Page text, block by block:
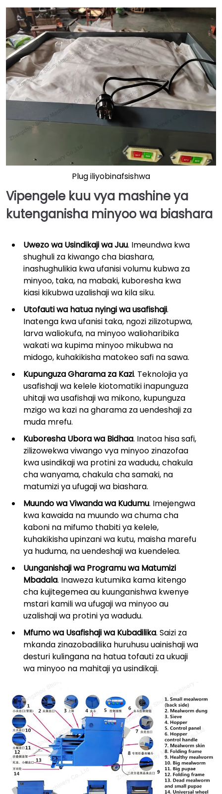
Plug iliyobinafsishwa
Vipengele kuu vya mashine ya
kutenganisha minyoo wa biashara
Uwezo wa Usindikaji wa Juu. Imeundwa kwa
shughuli za kiwango cha biashara,
inashughulikia kwa ufanisi volumu kubwa za
minyoo, taka, na mabaki, kuboresha kwa
kiasi kikubwa uzalishaji wa kila siku.
Utofauti wa hatua nyingi wa usafishaji.
Inatenga kwa ufanisi taka, ngozi zilizotupwa,
larva waliokufa, na minyoo walioharibika
wakati wa kupima minyoo mikubwa na
midogo, kuhakikisha matokeo safi na sawa.
Kupunguza Gharama za Kazi. Teknolojia ya
usafishaji wa kelele kiotomatiki inapunguza
uhitaji wa usafishaji wa mikono, kupunguza
mzigo wa kazi na gharama za uendeshaji za
muda mrefu.
Kuboresha Ubora wa Bidhaa. Inatoa hisa safi,
zilizowekwa viwango vya minyoo zinazofaa
kwa usindikaji wa protini za wadudu, chakula
cha wanyama, chakula cha samaki, na
matumizi ya ufugaji wa biashara.
Muundo wa Viwanda wa Kudumu. Imejengwa
kwa kawaida na muundo wa chuma cha
kaboni na mifumo thabiti ya kelele,
kuhakikisha upinzani wa kutu, maisha marefu
ya huduma, na uendeshaji wa kuendelea.
Uunganishaji wa Programu wa Matumizi
Mbadala. Inaweza kutumika kama kitengo
cha kujitegemea au kuunganishwa kwenye
mstari kamili wa ufugaji wa minyoo au
uzalishaji wa protini ya wadudu.
Mfumo wa Usafishaji wa Kubadilika. Saizi za
mkanda zinazobadilika huruhusu uainishaji wa
desturi kulingana na hatua tofauti za ukuaji
wa minyoo na mahitaji ya usindikaji.